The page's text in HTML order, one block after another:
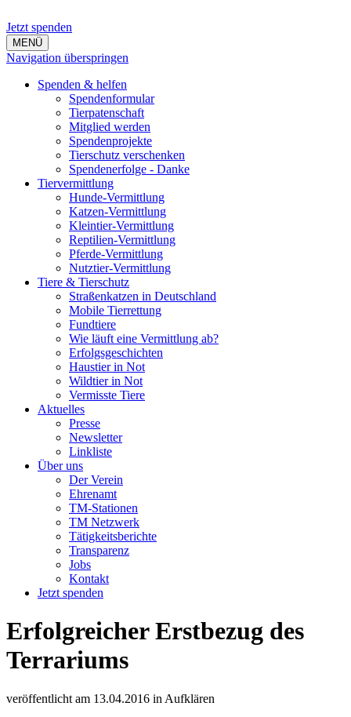
Jetzt spenden
MENÜ
Navigation überspringen
Spenden & helfen
Spendenformular
Tierpatenschaft
Mitglied werden
Spendenprojekte
Tierschutz verschenken
Spendenerfolge - Danke
Tiervermittlung
Hunde-Vermittlung
Katzen-Vermittlung
Kleintier-Vermittlung
Reptilien-Vermittlung
Pferde-Vermittlung
Nutztier-Vermittlung
Tiere & Tierschutz
Straßenkatzen in Deutschland
Mobile Tierrettung
Fundtiere
Wie läuft eine Vermittlung ab?
Erfolgsgeschichten
Haustier in Not
Wildtier in Not
Vermisste Tiere
Aktuelles
Presse
Newsletter
Linkliste
Über uns
Der Verein
Ehrenamt
TM-Stationen
TM Netzwerk
Tätigkeitsberichte
Transparenz
Jobs
Kontakt
Jetzt spenden
Erfolgreicher Erstbezug des
Terrariums
veröffentlicht am 13.04.2016 in Aufklären